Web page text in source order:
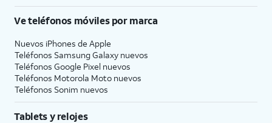
Ve teléfonos móviles por marca
Nuevos iPhones de Apple
Teléfonos Samsung Galaxy nuevos
Teléfonos Google Pixel nuevos
Teléfonos Motorola Moto nuevos
Teléfonos Sonim nuevos
Tablets y relojes